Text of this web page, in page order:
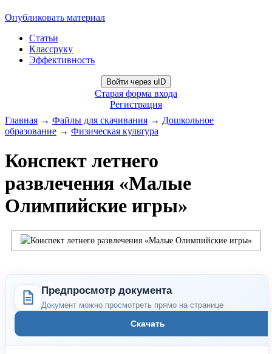
Опубликовать материал
Статьи
Классруку
Эффективность
Войти через uID
Старая форма входа
Регистрация
Главная → Файлы для скачивания → Дошкольное
образование → Физическая культура
Конспект летнего
развлечения «Малые
Олимпийские игры»
Предпросмотр документа
Документ можно просмотреть прямо на странице
Скачать